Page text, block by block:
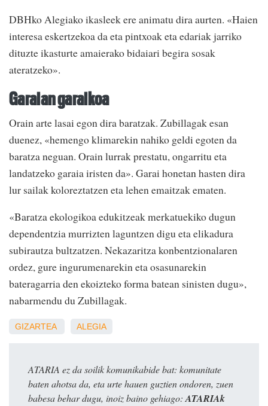
DBHko Alegiako ikasleek ere animatu dira aurten. «Haien
interesa eskertzekoa da eta pintxoak eta edariak jarriko
dituzte ikasturte amaierako bidaiari begira sosak
ateratzeko».
Garaian garaikoa
Orain arte lasai egon dira baratzak. Zubillagak esan
duenez, «hemengo klimarekin nahiko geldi egoten da
baratza neguan. Orain lurrak prestatu, ongarritu eta
landatzeko garaia iristen da». Garai honetan hasten dira
lur sailak koloreztatzen eta lehen emaitzak ematen.
«Baratza ekologikoa edukitzeak merkatuekiko dugun
dependentzia murrizten laguntzen digu eta elikadura
subirautza bultzatzen. Nekazaritza konbentzionalaren
ordez, gure ingurumenarekin eta osasunarekin
bateragarria den ekoizteko forma batean sinisten dugu»,
nabarmendu du Zubillagak.
GIZARTEA ALEGIA
ATARIA ez da soilik komunikabide bat: komunitate
baten ahotsa da, eta urte hauen guztien ondoren, zuen
babesa behar dugu, inoiz baino gehiago: ATARIAk